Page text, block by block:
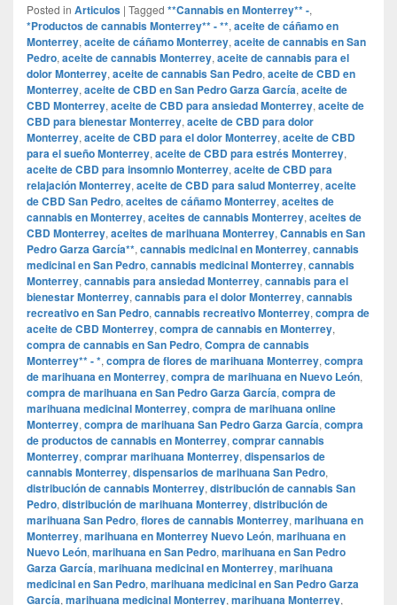
Posted in Articulos | Tagged **Cannabis en Monterrey** -,
*Productos de cannabis Monterrey** - **, aceite de cáñamo en
Monterrey, aceite de cáñamo Monterrey, aceite de cannabis en San
Pedro, aceite de cannabis Monterrey, aceite de cannabis para el
dolor Monterrey, aceite de cannabis San Pedro, aceite de CBD en
Monterrey, aceite de CBD en San Pedro Garza García, aceite de
CBD Monterrey, aceite de CBD para ansiedad Monterrey, aceite de
CBD para bienestar Monterrey, aceite de CBD para dolor
Monterrey, aceite de CBD para el dolor Monterrey, aceite de CBD
para el sueño Monterrey, aceite de CBD para estrés Monterrey,
aceite de CBD para insomnio Monterrey, aceite de CBD para
relajación Monterrey, aceite de CBD para salud Monterrey, aceite
de CBD San Pedro, aceites de cáñamo Monterrey, aceites de
cannabis en Monterrey, aceites de cannabis Monterrey, aceites de
CBD Monterrey, aceites de marihuana Monterrey, Cannabis en San
Pedro Garza García**, cannabis medicinal en Monterrey, cannabis
medicinal en San Pedro, cannabis medicinal Monterrey, cannabis
Monterrey, cannabis para ansiedad Monterrey, cannabis para el
bienestar Monterrey, cannabis para el dolor Monterrey, cannabis
recreativo en San Pedro, cannabis recreativo Monterrey, compra de
aceite de CBD Monterrey, compra de cannabis en Monterrey,
compra de cannabis en San Pedro, Compra de cannabis
Monterrey** - *, compra de flores de marihuana Monterrey, compra
de marihuana en Monterrey, compra de marihuana en Nuevo León,
compra de marihuana en San Pedro Garza García, compra de
marihuana medicinal Monterrey, compra de marihuana online
Monterrey, compra de marihuana San Pedro Garza García, compra
de productos de cannabis en Monterrey, comprar cannabis
Monterrey, comprar marihuana Monterrey, dispensarios de
cannabis Monterrey, dispensarios de marihuana San Pedro,
distribución de cannabis Monterrey, distribución de cannabis San
Pedro, distribución de marihuana Monterrey, distribución de
marihuana San Pedro, flores de cannabis Monterrey, marihuana en
Monterrey, marihuana en Monterrey Nuevo León, marihuana en
Nuevo León, marihuana en San Pedro, marihuana en San Pedro
Garza García, marihuana medicinal en Monterrey, marihuana
medicinal en San Pedro, marihuana medicinal en San Pedro Garza
García, marihuana medicinal Monterrey, marihuana Monterrey,